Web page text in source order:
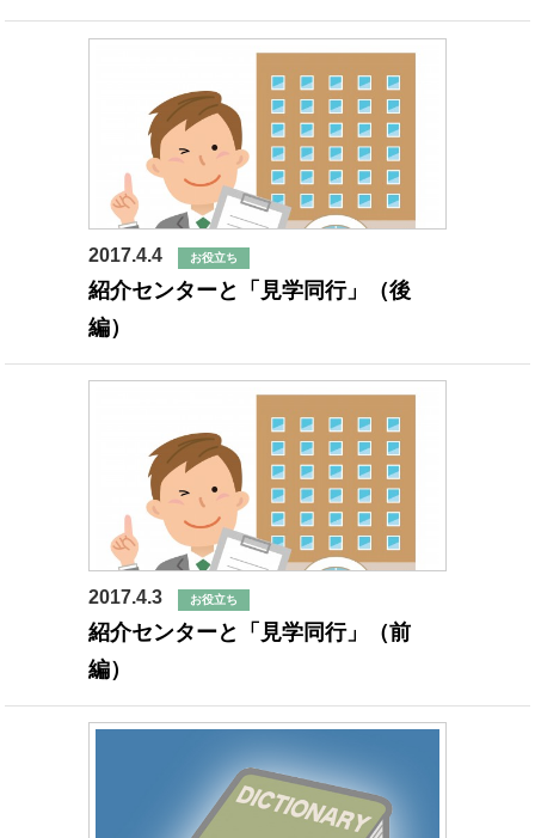
2017.4.4 お役立ち
紹介センターと「見学同行」（後
編）
2017.4.3 お役立ち
紹介センターと「見学同行」（前
編）